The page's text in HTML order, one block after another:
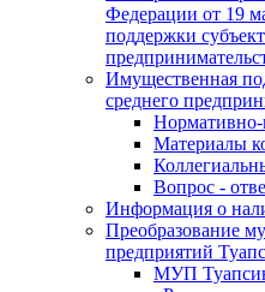
Федерации от 19
поддержки
Имущественная
среднего
Материалы
Вопрос -
Информация о
Преобразование
предприятий
МУП